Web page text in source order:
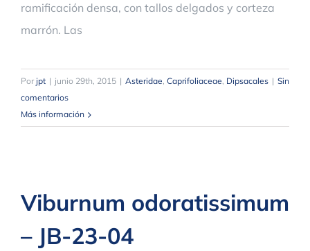
ramificación densa, con tallos delgados y corteza
marrón. Las
Por jpt | junio 29th, 2015 | Asteridae, Caprifoliaceae, Dipsacales | Sin
comentarios
Más información
Viburnum odoratissimum
– JB-23-04